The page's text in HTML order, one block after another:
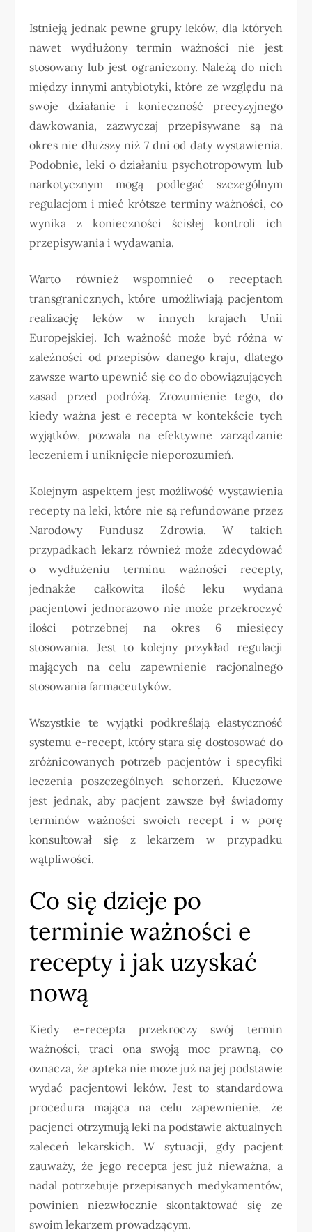
Istnieją jednak pewne grupy leków, dla których
nawet wydłużony termin ważności nie jest
stosowany lub jest ograniczony. Należą do nich
między innymi antybiotyki, które ze względu na
swoje działanie i konieczność precyzyjnego
dawkowania, zazwyczaj przepisywane są na
okres nie dłuższy niż 7 dni od daty wystawienia.
Podobnie, leki o działaniu psychotropowym lub
narkotycznym mogą podlegać szczególnym
regulacjom i mieć krótsze terminy ważności, co
wynika z konieczności ścisłej kontroli ich
przepisywania i wydawania.
Warto również wspomnieć o receptach
transgranicznych, które umożliwiają pacjentom
realizację leków w innych krajach Unii
Europejskiej. Ich ważność może być różna w
zależności od przepisów danego kraju, dlatego
zawsze warto upewnić się co do obowiązujących
zasad przed podróżą. Zrozumienie tego, do
kiedy ważna jest e recepta w kontekście tych
wyjątków, pozwala na efektywne zarządzanie
leczeniem i uniknięcie nieporozumień.
Kolejnym aspektem jest możliwość wystawienia
recepty na leki, które nie są refundowane przez
Narodowy Fundusz Zdrowia. W takich
przypadkach lekarz również może zdecydować
o wydłużeniu terminu ważności recepty,
jednakże całkowita ilość leku wydana
pacjentowi jednorazowo nie może przekroczyć
ilości potrzebnej na okres 6 miesięcy
stosowania. Jest to kolejny przykład regulacji
mających na celu zapewnienie racjonalnego
stosowania farmaceutyków.
Wszystkie te wyjątki podkreślają elastyczność
systemu e-recept, który stara się dostosować do
zróżnicowanych potrzeb pacjentów i specyfiki
leczenia poszczególnych schorzeń. Kluczowe
jest jednak, aby pacjent zawsze był świadomy
terminów ważności swoich recept i w porę
konsultował się z lekarzem w przypadku
wątpliwości.
Co się dzieje po
terminie ważności e
recepty i jak uzyskać
nową
Kiedy e-recepta przekroczy swój termin
ważności, traci ona swoją moc prawną, co
oznacza, że apteka nie może już na jej podstawie
wydać pacjentowi leków. Jest to standardowa
procedura mająca na celu zapewnienie, że
pacjenci otrzymują leki na podstawie aktualnych
zaleceń lekarskich. W sytuacji, gdy pacjent
zauważy, że jego recepta jest już nieważna, a
nadal potrzebuje przepisanych medykamentów,
powinien niezwłocznie skontaktować się ze
swoim lekarzem prowadzącym.